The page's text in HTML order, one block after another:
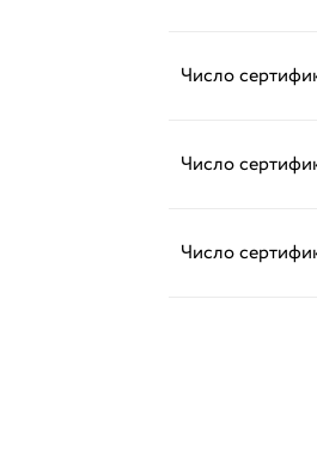
Число
Число
Число